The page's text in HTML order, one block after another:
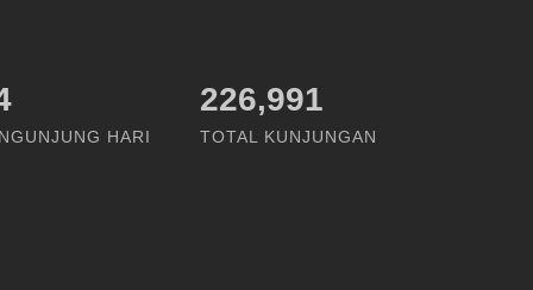
HARI
226,991
TOTAL KUNJUNGAN